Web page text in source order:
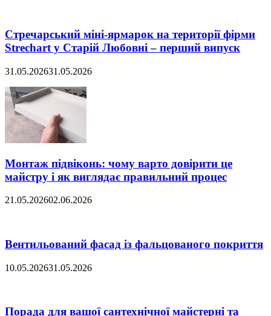
Стречарський міні-ярмарок на території фірми
Strechart у Старій Любовні – перший випуск
31.05.202631.05.2026
Монтаж підвіконь: чому варто довірити це
майстру і як виглядає правильний процес
21.05.202602.06.2026
Вентильований фасад із фальцованого покриття
10.05.202631.05.2026
Порада для вашої сантехнічної майстерні та